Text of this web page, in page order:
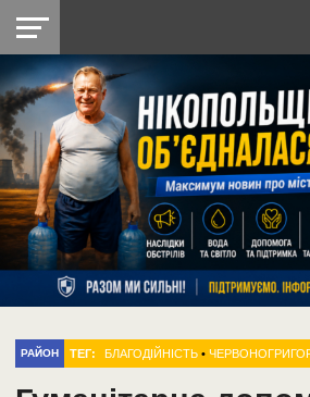
НІКОПОЛЬ
РАЙОН
СІЧЕСЛАВСЬКА
УКРАЇНА
РЕТРО
НІКОПОЛЬ
ЛАЙТ
УКРАЇНА
ДОПОМОГА
РАДІО
РАЙОН ТЕГ: БЛАГОДІЙНІСТЬ •